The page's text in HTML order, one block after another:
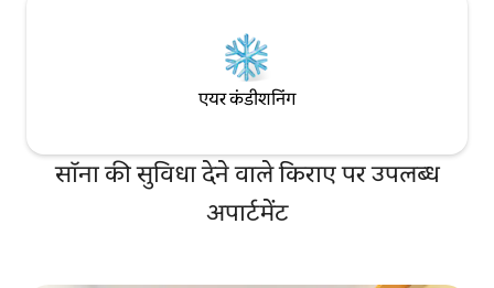
एयर कंडीशनिंग
सॉना की सुविधा देने वाले किराए पर उपलब्ध
अपार्टमेंट